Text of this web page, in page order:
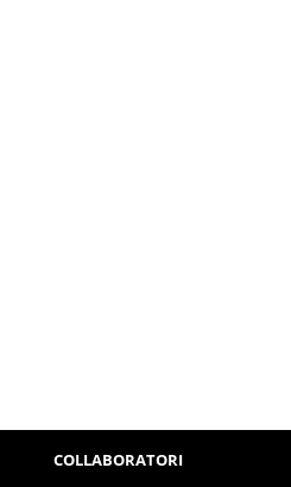
COLLABORATORI